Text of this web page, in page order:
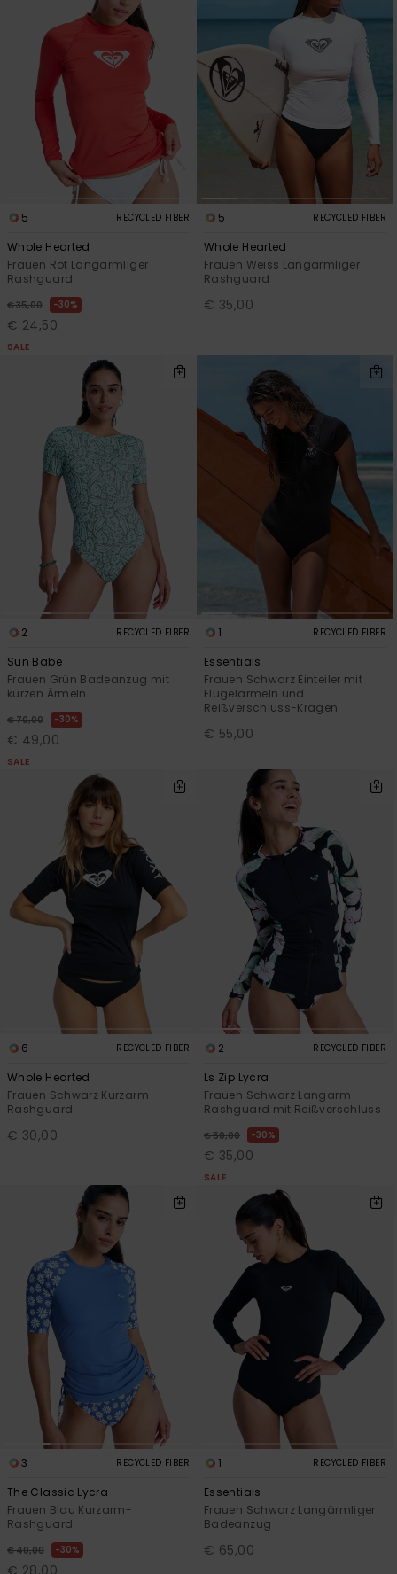
5 RECYCLED FIBER
Whole Hearted
Frauen Rot Langärmliger
Rashguard
€ 35,00 30%
€ 24,50
SALE
5 RECYCLED FIBER
Whole Hearted
Frauen Weiss Langärmliger
Rashguard
€ 35,00
2 RECYCLED FIBER
Sun Babe
Frauen Grün Badeanzug mit
kurzen Ärmeln
€ 70,00 30%
€ 49,00
SALE
1 RECYCLED FIBER
Essentials
Frauen Schwarz Einteiler mit
Flügelärmeln und
Reißverschluss-Kragen
€ 55,00
6 RECYCLED FIBER
Whole Hearted
Frauen Schwarz Kurzarm-
Rashguard
€ 30,00
2 RECYCLED FIBER
Ls Zip Lycra
Frauen Schwarz Langarm-
Rashguard mit Reißverschluss
€ 50,00 30%
€ 35,00
SALE
3 RECYCLED FIBER
The Classic Lycra
Frauen Blau Kurzarm-
Rashguard
€ 40,00 30%
€ 28,00
1 RECYCLED FIBER
Essentials
Frauen Schwarz Langärmliger
Badeanzug
€ 65,00